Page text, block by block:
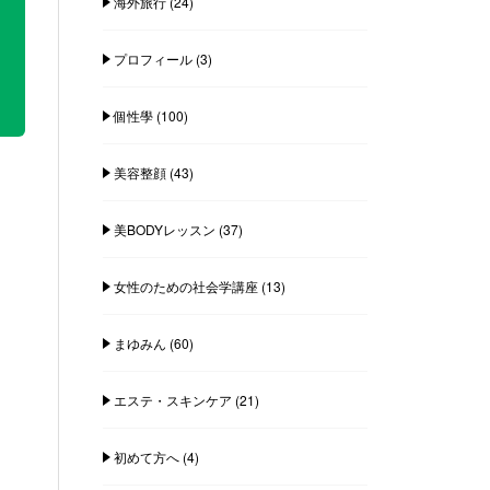
プロフィール(3)
個性學(100)
美容整顔(43)
美BODYレッスン (37)
女性のための社会学講座(13)
まゆみん (60)
エステ・スキンケア (21)
初めて方へ(4)